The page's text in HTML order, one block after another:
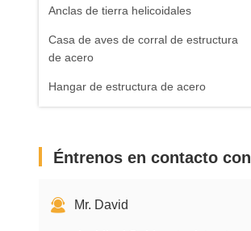
Anclas de tierra helicoidales
Casa de aves de corral de estructura
de acero
Hangar de estructura de acero
Éntrenos en contacto con
Mr. David